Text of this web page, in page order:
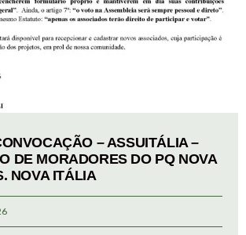
– ASSUITÁLIA –
DE MORADORES DO PQ NOVA
NOVA ITÁLIA